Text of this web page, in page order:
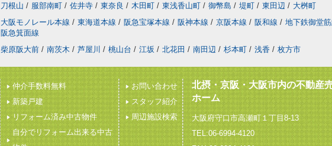
刀根山 / 服部南町 / 佐井寺 / 東奈良 / 木田町 / 東浅香山町 / 御幣島 / 堤町 / 東田辺 / 大桝町
大阪モノレール本線 / 東海道本線 / 阪急宝塚本線 / 阪神本線 / 京阪本線 / 阪和線 / 地下鉄御堂
阪急箕面線
柴原阪大前 / 南茨木 / 芦屋川 / 桃山台 / 江坂 / 北花田 / 南田辺 / 杉本町 / 浅香 / 枚方市
仲介手数料無料
新築戸建
リフォーム済み中古物件
自分でリフォーム出来る中古
お問い合わせ
スタッフ紹介
周辺施設検索
北摂・京阪・大阪市内の不動産
ホーム
大阪府守口市高瀬町１丁目8-13
TEL:06-6994-4120